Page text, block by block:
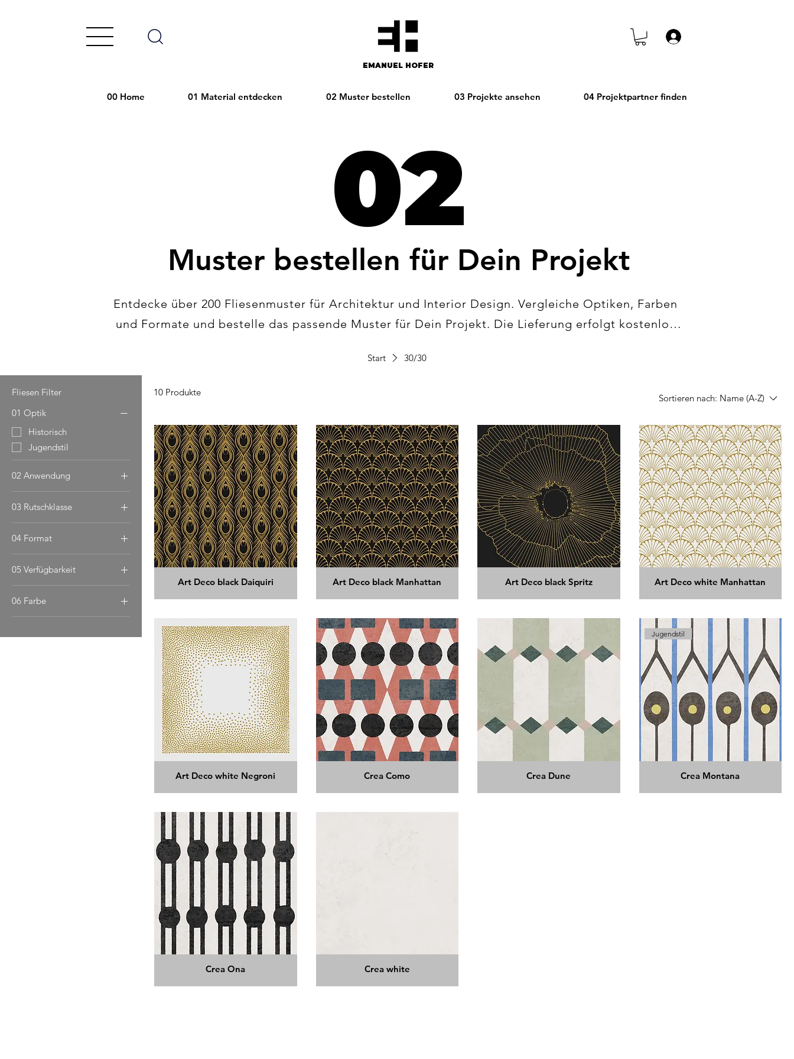
EMANUEL HOFER​​
00 Home 01 Material entdecken 02 Muster bestellen 03 Projekte ansehen 04 Projektpartner finden
02
Muster bestellen für Dein Projekt
Entdecke über 200 Fliesenmuster für Architektur und Interior Design. Vergleiche Optiken, Farben
und Formate und bestelle das passende Muster für Dein Projekt. Die Lieferung erfolgt kostenlos
Start 30/30
Fliesen Filter
01 Optik
Historisch
Jugendstil
02 Anwendung
Bad / Spa
Dekoration
Retail / Gastro
Wandgestaltung
03 Rutschklasse
R10
04 Format
30/30
05 Verfügbarkeit
3-4 Wochen
06 Farbe
blau
bunt
10 Produkte
Sortieren nach: Name (A-Z)
Art Deco black Daiquiri Art Deco black Manhattan Art Deco black Spritz Art Deco white Manhattan
Art Deco white Negroni Crea Como Crea Dune
Jugendstil
Crea Montana
Crea Ona Crea white